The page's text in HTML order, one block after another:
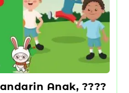
Anak, ????